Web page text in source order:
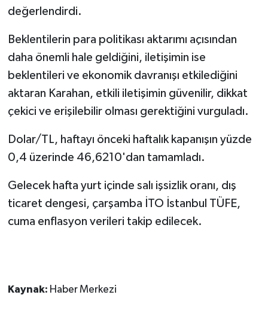
değerlendirdi.
Beklentilerin para politikası aktarımı açısından
daha önemli hale geldiğini, iletişimin ise
beklentileri ve ekonomik davranışı etkilediğini
aktaran Karahan, etkili iletişimin güvenilir, dikkat
çekici ve erişilebilir olması gerektiğini vurguladı.
Dolar/TL, haftayı önceki haftalık kapanışın yüzde
0,4 üzerinde 46,6210'dan tamamladı.
Gelecek hafta yurt içinde salı işsizlik oranı, dış
ticaret dengesi, çarşamba İTO İstanbul TÜFE,
cuma enflasyon verileri takip edilecek.
Kaynak: Haber Merkezi